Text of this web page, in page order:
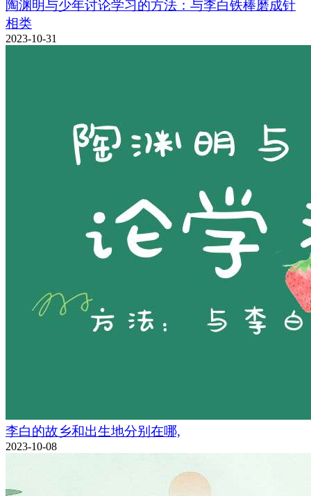
陶渊明与少年讨论学习的方法：与李白铁棒磨成针
相类
2023-10-31
李白的故乡和出生地分别在哪,
2023-10-08